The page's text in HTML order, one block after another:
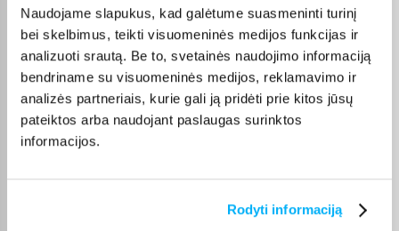
Naudojame slapukus, kad galėtume suasmeninti turinį
bei skelbimus, teikti visuomeninės medijos funkcijas ir
analizuoti srautą. Be to, svetainės naudojimo informaciją
bendriname su visuomeninės medijos, reklamavimo ir
analizės partneriais, kurie gali ją pridėti prie kitos jūsų
pateiktos arba naudojant paslaugas surinktos
informacijos.
Rodyti informaciją
Pirkėjų atsiliepimai apie prekes
Tomas P.